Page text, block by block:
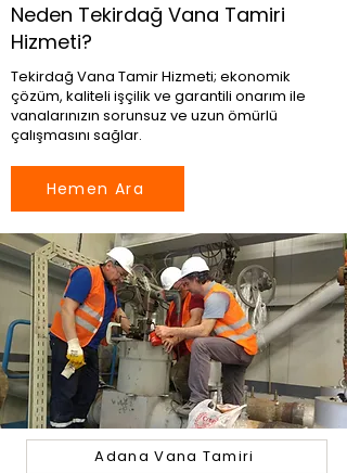
Neden Tekirdağ Vana Tamiri
Hizmeti?
Tekirdağ Vana Tamir Hizmeti; ekonomik
çözüm, kaliteli işçilik ve garantili onarım ile
vanalarınızın sorunsuz ve uzun ömürlü
çalışmasını sağlar.
Hemen Ara
Adana Vana Tamiri